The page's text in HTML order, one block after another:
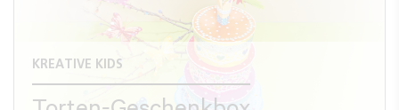
KREATIVE KIDS